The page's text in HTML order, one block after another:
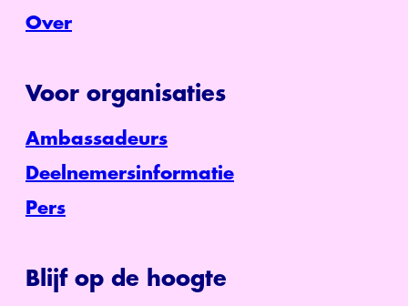
Over
Voor organisaties
Ambassadeurs
Deelnemersinformatie
Pers
Blijf op de hoogte